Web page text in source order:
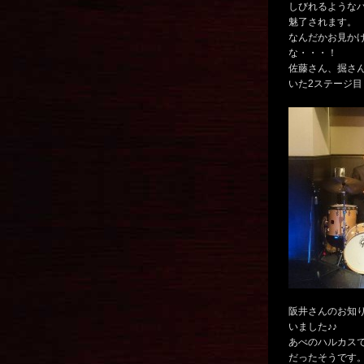
しびれるような
魅了されます。
なんだかお見か
な・・・！
佐藤さん、掘さ
いた2ステージ目
阪井さんのお知
いました♪♪
あべのハルカス
だったそうです